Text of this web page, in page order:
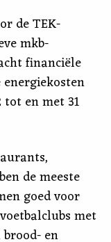
de TEK-
mkb-
financiële
tot en met 31
de meeste
goed voor
met
en